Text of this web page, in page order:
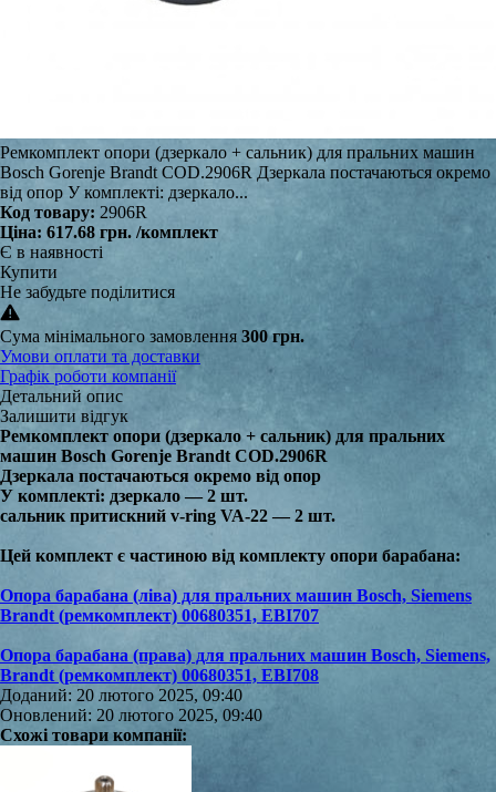
Ремкомплект опори (дзеркало + сальник) для пральних машин
Bosch Gorenje Brandt COD.2906R Дзеркала постачаються окремо
від опор У комплекті: дзеркало...
Код товару: 2906R
Ціна: 617.68 грн. /комплект
Є в наявності
Купити
Не забудьте поділитися
Сума мінімального замовлення 300 грн.
Умови оплати та доставки
Графік роботи компанії
Детальний опис
Залишити відгук
Ремкомплект опори (дзеркало + сальник) для пральних
машин Bosch Gorenje Brandt COD.2906R
Дзеркала постачаються окремо від опор
У комплекті: дзеркало — 2 шт.
сальник притискний v-ring VA-22 — 2 шт.
Цей комплект є частиною від комплекту опори барабана:
Опора барабана (ліва) для пральних машин Bosch, Siemens
Brandt (ремкомплект) 00680351, EBI707
Опора барабана (права) для пральних машин Bosch, Siemens,
Brandt (ремкомплект) 00680351, EBI708
Доданий: 20 лютого 2025, 09:40
Оновлений: 20 лютого 2025, 09:40
Схожі товари компанії: